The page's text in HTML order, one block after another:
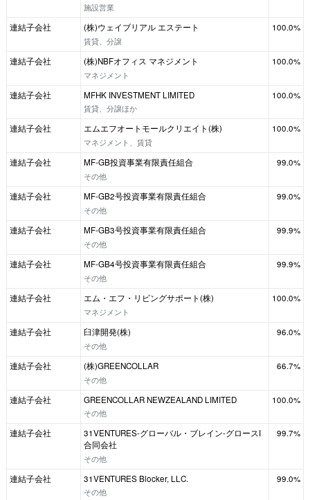
施設営業
連結子会社
(株)ウェイブリアル エステート
賃貸、分譲
100.0%
連結子会社
(株)NBFオフィス マネジメント
マネジメント
100.0%
連結子会社
MFHK INVESTMENT LIMITED
賃貸、分譲ほか
100.0%
連結子会社
エムエフオートモールクリエイト(株)
マネジメント、賃貸
100.0%
連結子会社
MF-GB投資事業有限責任組合
その他
99.0%
連結子会社
MF-GB2号投資事業有限責任組合
その他
99.0%
連結子会社
MF-GB3号投資事業有限責任組合
その他
99.9%
連結子会社
MF-GB4号投資事業有限責任組合
その他
99.9%
連結子会社
エム・エフ・リビングサポート(株)
マネジメント
100.0%
連結子会社
臼津開発(株)
その他
96.0%
連結子会社
(株)GREENCOLLAR
その他
66.7%
連結子会社
GREENCOLLAR NEWZEALAND LIMITED
その他
100.0%
連結子会社
31VENTURES-グローバル・ブレイン-グロースI
合同会社
その他
99.7%
連結子会社
31VENTURES Blocker, LLC.
その他
99.0%